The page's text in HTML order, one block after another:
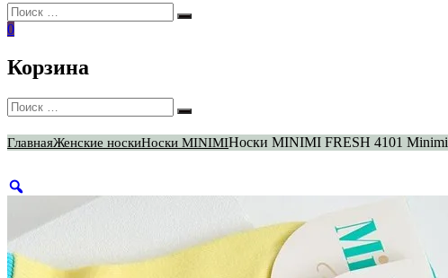
Искать:
Поиск
0
Корзина
Искать:
Поиск
ГлавнаяЖенские носкиНоски MINIMIНоски MINIMI FRESH 4101 Minimi